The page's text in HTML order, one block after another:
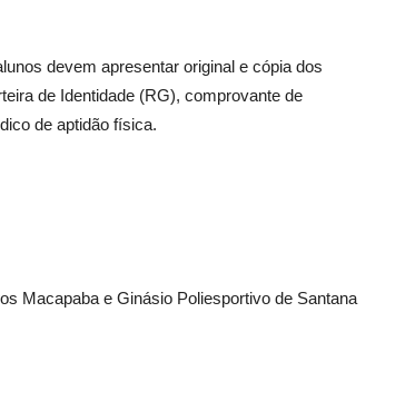
devem apresentar original e cópia dos
de Identidade (RG), comprovante de
de aptidão física.
Macapaba e Ginásio Poliesportivo de Santana